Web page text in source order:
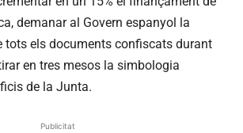
demanar al Govern espanyol la
tots els documents confiscats durant
en tres mesos la simbologia
de la Junta.
Publicitat